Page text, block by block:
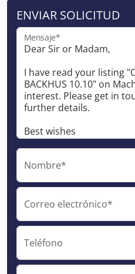
ENVIAR SOLICITUD
Mensaje*
Nombre*
Correo electrónico*
Teléfono